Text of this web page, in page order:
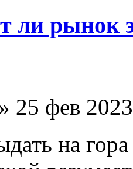
ли рынок
25 фев
на